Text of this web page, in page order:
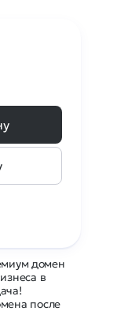
домен
в
после